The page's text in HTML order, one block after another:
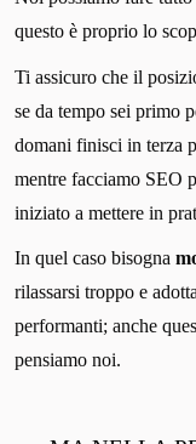
questo è proprio lo
Ti assicuro che il
se da tempo sei primo
domani finisci in terza
mentre facciamo SEO
iniziato a mettere in
In quel caso bisogna
rilassarsi troppo e
performanti; anche
pensiamo noi.